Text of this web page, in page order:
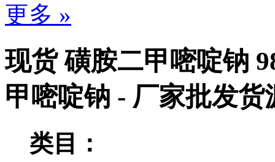
更多 »
现货 磺胺二甲嘧啶钠
甲嘧啶钠 - 厂家批发货
类目：